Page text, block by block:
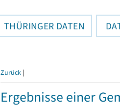
THÜRINGER DATEN
Zurück |
Ergebnisse einer